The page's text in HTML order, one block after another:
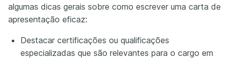
algumas dicas gerais sobre como escrever uma carta de
apresentação eficaz:
Destacar certificações ou qualificações
especializadas que são relevantes para o cargo em